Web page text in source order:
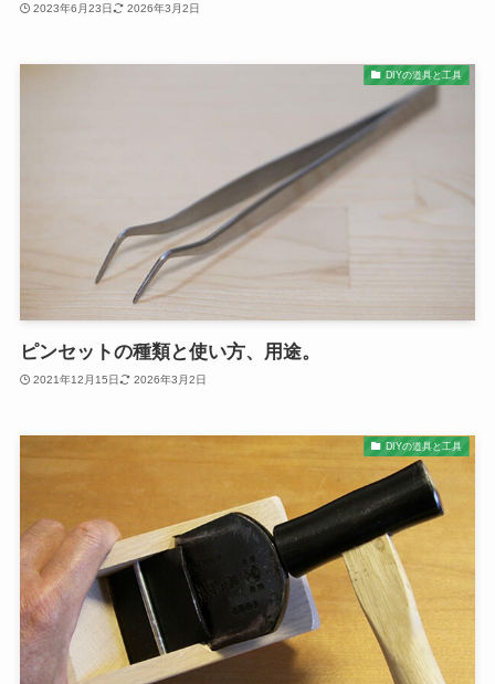
2023年6月23日 2026年3月2日
DIYの道具と工具
ピンセットの種類と使い方、用途。
2021年12月15日 2026年3月2日
DIYの道具と工具